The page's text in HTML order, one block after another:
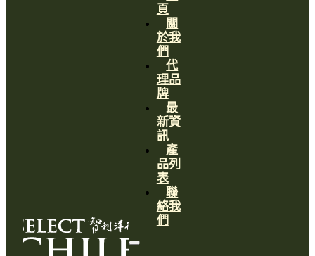
頁
關
於我
們
代
理品
牌
最
新資
訊
產
品列
表
聯
絡我
們